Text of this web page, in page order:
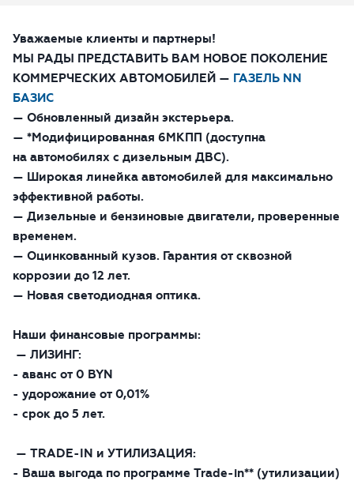
Уважаемые клиенты и партнеры!
МЫ РАДЫ ПРЕДСТАВИТЬ ВАМ НОВОЕ ПОКОЛЕНИЕ
КОММЕРЧЕСКИХ АВТОМОБИЛЕЙ — ГАЗЕЛЬ NN
БАЗИС
— Обновленный дизайн экстерьера.
— *Модифицированная 6МКПП (доступна
на автомобилях с дизельным ДВС).
— Широкая линейка автомобилей для максимально
эффективной работы.
— Дизельные и бензиновые двигатели, проверенные
временем.
— Оцинкованный кузов. Гарантия от сквозной
коррозии до 12 лет.
— Новая светодиодная оптика.
Наши финансовые программы:
— ЛИЗИНГ:
- аванс от 0 BYN
- удорожание от 0,01%
- срок до 5 лет.
— TRADE-IN и УТИЛИЗАЦИЯ:
- Ваша выгода по программе Trade-in** (утилизации)
ОТПРАВИТЬ
Какой автомобиль рассматриваете
Согласие на обработку данных
Настоящим я подтверждаю свое ознакомление и
согласие сПравилами пользования сайтом
предоставление моих персональных данных, и
получение рекламы.